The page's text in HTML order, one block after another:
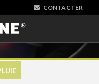
CONTACTER